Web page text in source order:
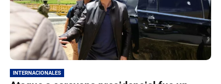
INTERNACIONALES